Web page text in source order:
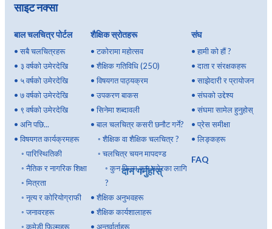
दान गर्नुहोस्
साइट नक्सा
बाल चलचित्र पोर्टल
• सबै चलचित्रहरू
• ३ वर्षको उमेरदेखि
• ५ वर्षको उमेरदेखि
• ७ वर्षको उमेरदेखि
• ९ वर्षको उमेरदेखि
• अनि पछि...
• विषयगत कार्यक्रमहरू
◦ पारिस्थितिकी
◦ नैतिक र नागरिक शिक्षा
◦ मित्रता
◦ नृत्य र कोरियोग्राफी
◦ जनावरहरू
◦ कमेडी फिल्महरू
शैक्षिक स्रोतहरू
• टकोरामा महोत्सव
• शैक्षिक गतिविधि (250)
• विषयगत पाठ्यक्रम
• उपकरण बाकस
• सिनेमा शब्दावली
• बाल चलचित्र कसरी छनौट गर्ने?
◦ शैक्षिक वा शैक्षिक चलचित्र ?
◦ चलचित्र चयन मापदण्ड
◦ कुन फिल्म कुन उमेरका लागि
?
• शैक्षिक अनुभवहरू
• शैक्षिक कार्यशालाहरू
• अन्तर्वार्ताहरू
संघ
•हामी को हौं ?
•दाता र संरक्षकहरू
•साझेदारी र प्रायोजन
•संघको उद्देश्य
•संघमा सामेल हुनुहोस्
•प्रेस समीक्षा
•लिङ्कहरू
FAQ